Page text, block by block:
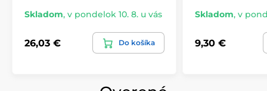
Skladom, v pondelok 10. 8. u vás
26,03 € Do košíka
Skladom, v
9,30 €